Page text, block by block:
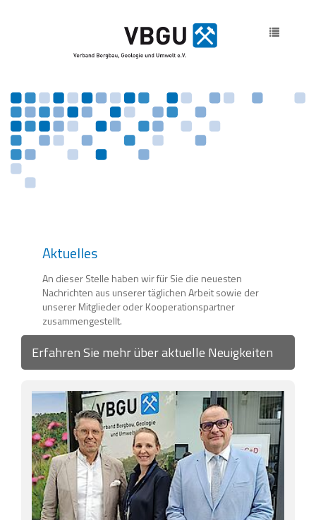
Aktuelles
An dieser Stelle haben wir für Sie die neuesten
Nachrichten aus unserer täglichen Arbeit sowie der
unserer Mitglieder oder Kooperationspartner
zusammengestellt.
Erfahren Sie mehr über aktuelle Neuigkeiten